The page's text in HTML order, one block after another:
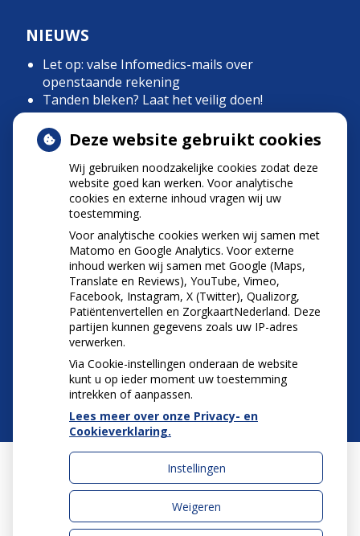
NIEUWS
Let op: valse Infomedics-mails over
openstaande rekening
Tanden bleken? Laat het veilig doen!
Gezond tandvlees: de basis voor een gezonde
mond
Naar de tandarts in het buitenland? Wees op je
hoede!
(Mond)zorgkosten gemaakt in 2025? Check of
die aftrekbaar zijn
Uw Zorg Online|Beheer
Deze website gebruikt cookies
Wij gebruiken noodzakelijke cookies zodat deze
website goed kan werken. Voor analytische
cookies en externe inhoud vragen wij uw
toestemming.
Voor analytische cookies werken wij samen met
Matomo en Google Analytics. Voor externe
inhoud werken wij samen met Google (Maps,
Translate en Reviews), YouTube, Vimeo,
Facebook, Instagram, X (Twitter), Qualizorg,
Patiëntenvertellen en ZorgkaartNederland. Deze
partijen kunnen gegevens zoals uw IP-adres
verwerken.
Via Cookie-instellingen onderaan de website
kunt u op ieder moment uw toestemming
intrekken of aanpassen.
Lees meer over onze Privacy- en
Cookieverklaring.
Instellingen
Weigeren